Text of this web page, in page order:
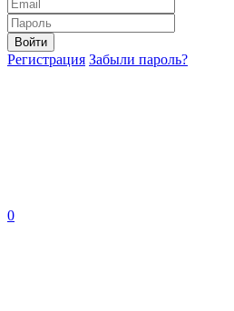
Войти
Регистрация Забыли пароль?
0